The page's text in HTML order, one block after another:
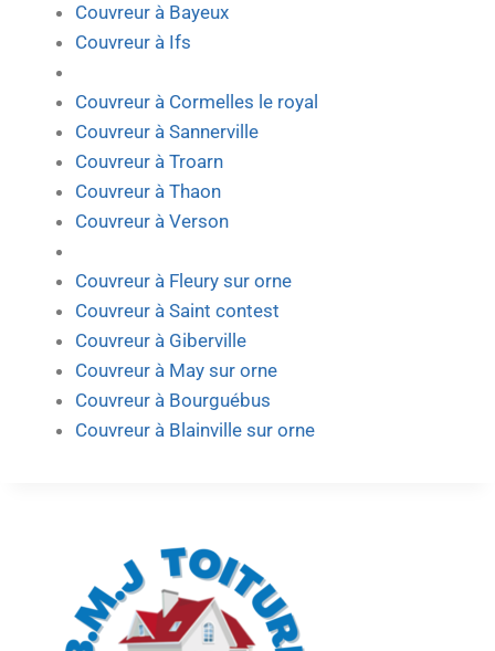
Couvreur à Bayeux
Couvreur à Ifs
Couvreur à Cormelles le royal
Couvreur à Sannerville
Couvreur à Troarn
Couvreur à Thaon
Couvreur à Verson
Couvreur à Fleury sur orne
Couvreur à Saint contest
Couvreur à Giberville
Couvreur à May sur orne
Couvreur à Bourguébus
Couvreur à Blainville sur orne